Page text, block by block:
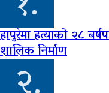
हापुरेमा हत्याको २८
शालिक निर्माण